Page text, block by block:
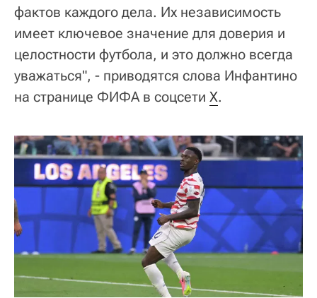
фактов каждого дела. Их независимость
имеет ключевое значение для доверия и
целостности футбола, и это должно всегда
уважаться", - приводятся слова Инфантино
на странице ФИФА в соцсети X.